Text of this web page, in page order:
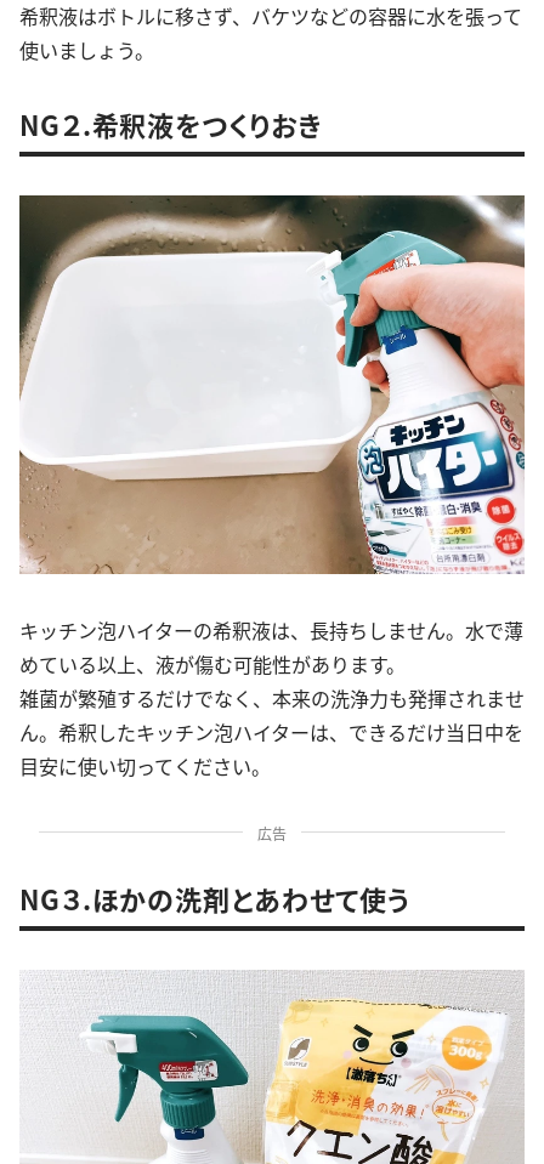
希釈液はボトルに移さず、バケツなどの容器に水を張って
使いましょう。
NG２.希釈液をつくりおき
キッチン泡ハイターの希釈液は、長持ちしません。水で薄
めている以上、液が傷む可能性があります。
雑菌が繁殖するだけでなく、本来の洗浄力も発揮されませ
ん。希釈したキッチン泡ハイターは、できるだけ当日中を
目安に使い切ってください。
広告
NG３.ほかの洗剤とあわせて使う